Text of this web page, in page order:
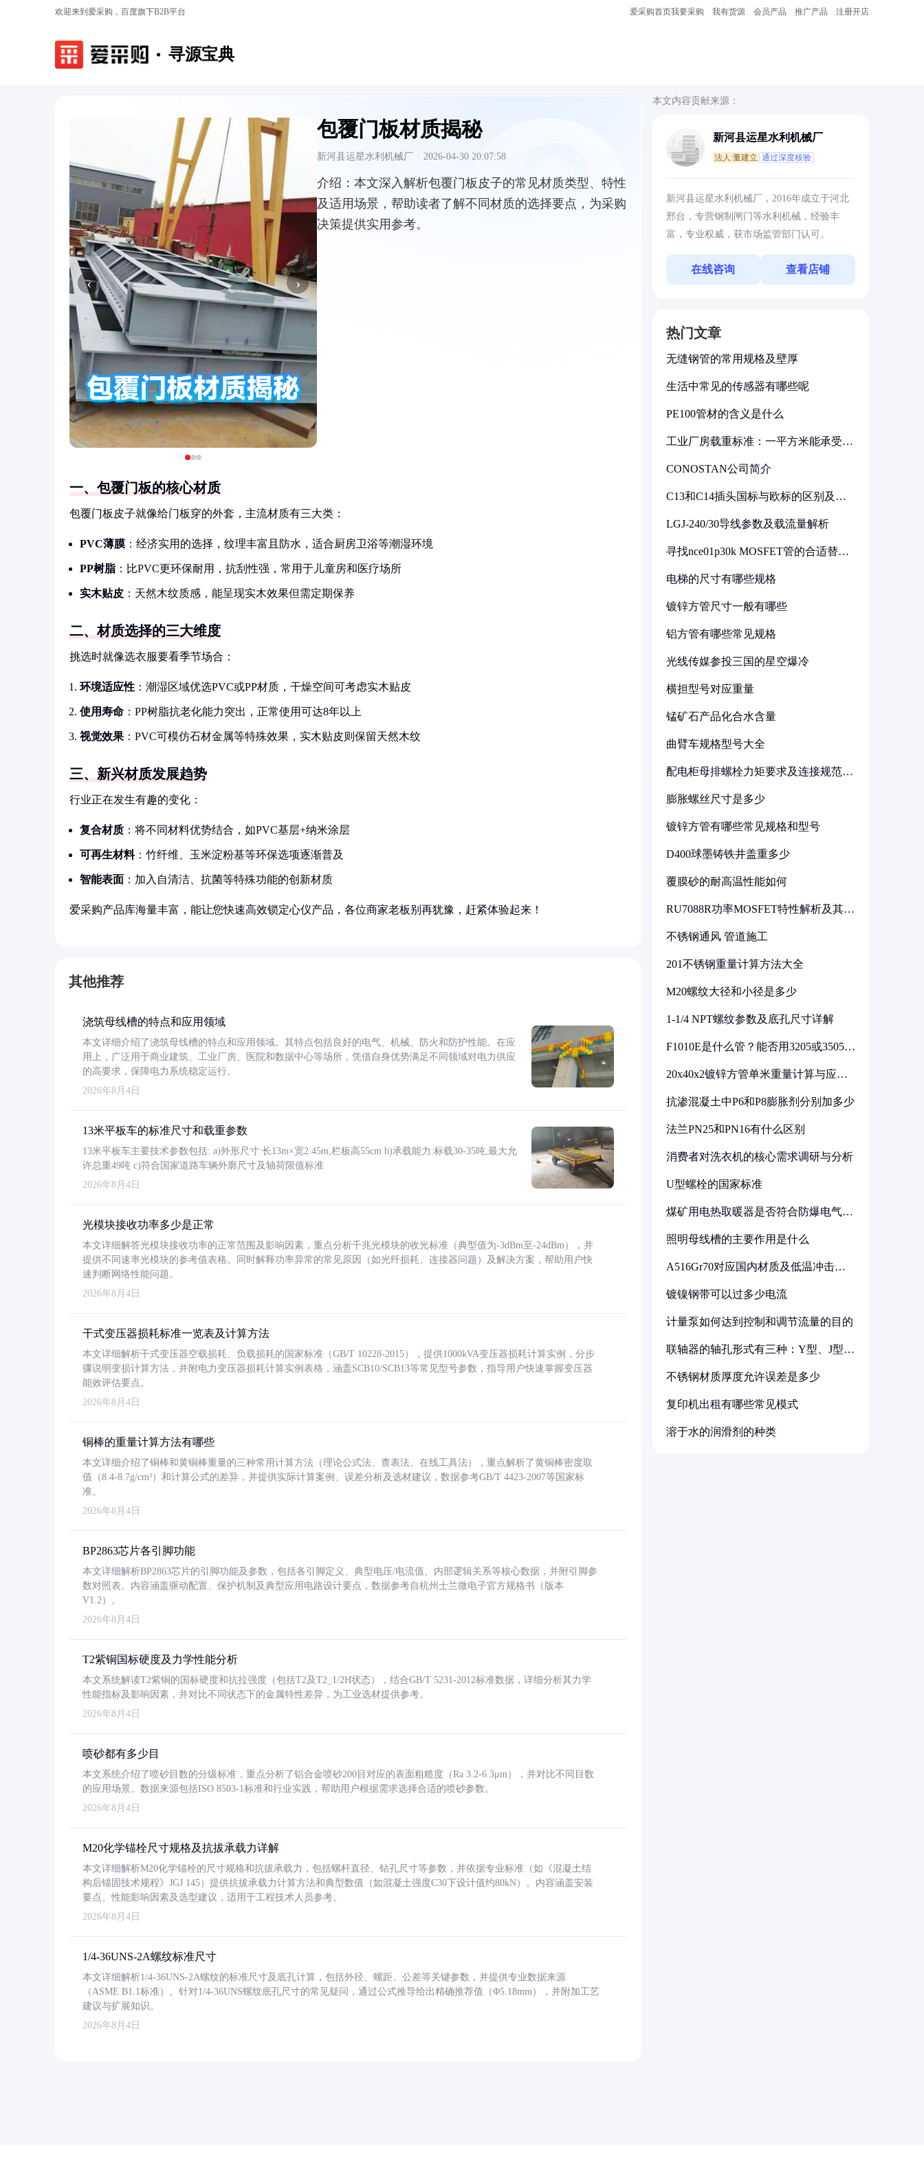
欢迎来到爱采购，百度旗下B2B平台 爱采购首页我要采购 我有货源 会员产品 推广产品 注册开店
寻源宝典
‹ ›
包覆门板材质揭秘
新河县运星水利机械厂 · 2026-04-30 20:07:58
介绍： 本文深入解析包覆门板皮子的常见材质类型、特性
及适用场景，帮助读者了解不同材质的选择要点，为采购
决策提供实用参考。
一、包覆门板的核心材质
包覆门板皮子就像给门板穿的外套，主流材质有三大类：
PVC薄膜 ：经济实用的选择，纹理丰富且防水，适合厨房卫浴等潮湿环境
PP树脂 ：比PVC更环保耐用，抗刮性强，常用于儿童房和医疗场所
实木贴皮 ：天然木纹质感，能呈现实木效果但需定期保养
二、材质选择的三大维度
挑选时就像选衣服要看季节场合：
环境适应性 ：潮湿区域优选PVC或PP材质，干燥空间可考虑实木贴皮
使用寿命 ：PP树脂抗老化能力突出，正常使用可达8年以上
视觉效果 ：PVC可模仿石材金属等特殊效果，实木贴皮则保留天然木纹
三、新兴材质发展趋势
行业正在发生有趣的变化：
复合材质 ：将不同材料优势结合，如PVC基层+纳米涂层
可再生材料：竹纤维、玉米淀粉基等环保选项逐渐普及
智能表面 ：加入自清洁、抗菌等特殊功能的创新材质
爱采购产品库海量丰富，能让您快速高效锁定心仪产品，各位商家老板别再犹豫，赶紧体验起来！
其他推荐
浇筑母线槽的特点和应用领域
本文详细介绍了浇筑母线槽的特点和应用领域。其特点包括良好的电气、机械、防火和防护性能。在应
用上，广泛用于商业建筑、工业厂房、医院和数据中心等场所，凭借自身优势满足不同领域对电力供应
的高要求，保障电力系统稳定运行。
2026年8月4日
13米平板车的标准尺寸和载重参数
13米平板车主要技术参数包括: a)外形尺寸:长13m×宽2.45m,栏板高55cm b)承载能力:标载30-35吨,最大允
许总重49吨 c)符合国家道路车辆外廓尺寸及轴荷限值标准
2026年8月4日
光模块接收功率多少是正常
本文详细解答光模块接收功率的正常范围及影响因素，重点分析千兆光模块的收光标准（典型值为-3dBm至-24dBm），并
提供不同速率光模块的参考值表格。同时解释功率异常的常见原因（如光纤损耗、连接器问题）及解决方案，帮助用户快
速判断网络性能问题。
2026年8月4日
干式变压器损耗标准一览表及计算方法
本文详细解析干式变压器空载损耗、负载损耗的国家标准（GB/T 10228-2015），提供1000kVA变压器损耗计算实例，分步
骤说明变损计算方法，并附电力变压器损耗计算实例表格，涵盖SCB10/SCB13等常见型号参数，指导用户快速掌握变压器
能效评估要点。
2026年8月4日
铜棒的重量计算方法有哪些
本文详细介绍了铜棒和黄铜棒重量的三种常用计算方法（理论公式法、查表法、在线工具法），重点解析了黄铜棒密度取
值（8.4-8.7g/cm³）和计算公式的差异，并提供实际计算案例、误差分析及选材建议，数据参考GB/T 4423-2007等国家标
准。
2026年8月4日
BP2863芯片各引脚功能
本文详细解析BP2863芯片的引脚功能及参数，包括各引脚定义、典型电压/电流值、内部逻辑关系等核心数据，并附引脚参
数对照表。内容涵盖驱动配置、保护机制及典型应用电路设计要点，数据参考自杭州士兰微电子官方规格书（版本
V1.2）。
2026年8月4日
T2紫铜国标硬度及力学性能分析
本文系统解读T2紫铜的国标硬度和抗拉强度（包括T2及T2_1/2H状态），结合GB/T 5231-2012标准数据，详细分析其力学
性能指标及影响因素，并对比不同状态下的金属特性差异，为工业选材提供参考。
2026年8月4日
喷砂都有多少目
本文系统介绍了喷砂目数的分级标准，重点分析了铝合金喷砂200目对应的表面粗糙度（Ra 3.2-6.3μm），并对比不同目数
的应用场景。数据来源包括ISO 8503-1标准和行业实践，帮助用户根据需求选择合适的喷砂参数。
2026年8月4日
M20化学锚栓尺寸规格及抗拔承载力详解
本文详细解析M20化学锚栓的尺寸规格和抗拔承载力，包括螺杆直径、钻孔尺寸等参数，并依据专业标准（如《混凝土结
构后锚固技术规程》JGJ 145）提供抗拔承载力计算方法和典型数值（如混凝土强度C30下设计值约80kN）。内容涵盖安装
要点、性能影响因素及选型建议，适用于工程技术人员参考。
2026年8月4日
1/4-36UNS-2A螺纹标准尺寸
本文详细解析1/4-36UNS-2A螺纹的标准尺寸及底孔计算，包括外径、螺距、公差等关键参数，并提供专业数据来源
（ASME B1.1标准）。针对1/4-36UNS螺纹底孔尺寸的常见疑问，通过公式推导给出精确推荐值（Φ5.18mm），并附加工艺
建议与扩展知识。
2026年8月4日
本文内容贡献来源：
新河县运星水利机械厂
法人:董建立 通过深度核验
新河县运星水利机械厂，2016年成立于河北
邢台，专营钢制闸门等水利机械，经验丰
富，专业权威，获市场监管部门认可。
在线咨询 查看店铺
热门文章
无缝钢管的常用规格及壁厚
生活中常见的传感器有哪些呢
PE100管材的含义是什么
工业厂房载重标准：一平方米能承受多
CONOSTAN公司简介
C13和C14插头国标与欧标的区别及其
LGJ-240/30导线参数及载流量解析
寻找nce01p30k MOSFET管的合适替代
电梯的尺寸有哪些规格
镀锌方管尺寸一般有哪些
铝方管有哪些常见规格
光线传媒参投三国的星空爆冷
横担型号对应重量
锰矿石产品化合水含量
曲臂车规格型号大全
配电柜母排螺栓力矩要求及连接规范详
膨胀螺丝尺寸是多少
镀锌方管有哪些常见规格和型号
D400球墨铸铁井盖重多少
覆膜砂的耐高温性能如何
RU7088R功率MOSFET特性解析及其在
不锈钢通风 管道施工
201不锈钢重量计算方法大全
M20螺纹大径和小径是多少
1-1/4 NPT螺纹参数及底孔尺寸详解
F1010E是什么管？能否用3205或3505代
20x40x2镀锌方管单米重量计算与应用
抗渗混凝土中P6和P8膨胀剂分别加多少
法兰PN25和PN16有什么区别
消费者对洗衣机的核心需求调研与分析
U型螺栓的国家标准
煤矿用电热取暖器是否符合防爆电气设
照明母线槽的主要作用是什么
A516Gr70对应国内材质及低温冲击要
镀镍钢带可以过多少电流
计量泵如何达到控制和调节流量的目的
联轴器的轴孔形式有三种：Y型、J型、
不锈钢材质厚度允许误差是多少
复印机出租有哪些常见模式
溶于水的润滑剂的种类